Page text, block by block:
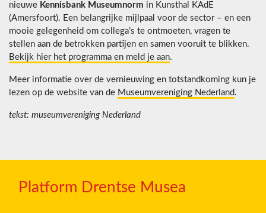
nieuwe Kennisbank Museumnorm in Kunsthal KAdE
(Amersfoort). Een belangrijke mijlpaal voor de sector – en een
mooie gelegenheid om collega’s te ontmoeten, vragen te
stellen aan de betrokken partijen en samen vooruit te blikken.
Bekijk hier het programma en meld je aan.
Meer informatie over de vernieuwing en totstandkoming kun je
lezen op de website van de Museumvereniging Nederland.
tekst: museumvereniging Nederland
Platform Drentse Musea